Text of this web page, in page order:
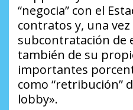
“negocia” con el
contratos y, una
subcontratación de
también de su
importantes
como “retribución”
lobby».